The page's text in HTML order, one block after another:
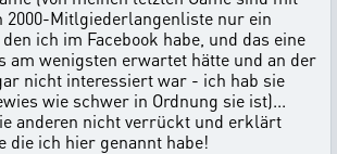
2000-Mitlgiederlangenliste nur ein
ich im Facebook habe, und das eine
am wenigsten erwartet hätte und an der
nicht interessiert war - ich hab sie
wie schwer in Ordnung sie ist)...
anderen nicht verrückt und erklärt
die ich hier genannt habe!